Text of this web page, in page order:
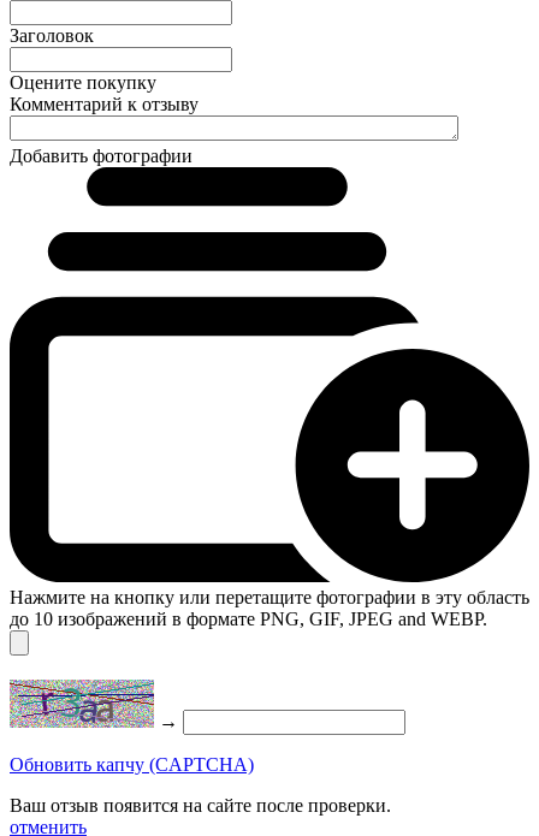
Заголовок
Оцените покупку
Комментарий к отзыву
Добавить фотографии
Нажмите на кнопку или перетащите фотографии в эту область
до 10 изображений в формате PNG, GIF, JPEG and WEBP.
→
Обновить капчу (CAPTCHA)
Ваш отзыв появится на сайте после проверки.
отменить